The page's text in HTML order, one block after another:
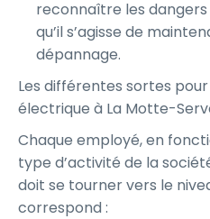
reconnaître les
qu’il s’agisse de
dépannage.
Les différentes sortes
électrique à La Motte-
Chaque employé, en
type d’activité de la
doit se tourner vers le
correspond :